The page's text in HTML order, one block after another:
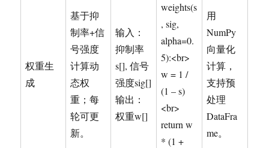
权重生
成
基于抑
制率+信
号强度
计算动
态权
重；每
轮可更
新。
输入：
抑制率
s[], 信号
强度sig[]
输出：
权重w[]
weights(s
, sig,
alpha=0.
5):<br>
w = 1 /
(1 – s)
<br>
return w
* (1 +
用
NumPy
向量化
计算，
支持预
处理
DataFra
me。